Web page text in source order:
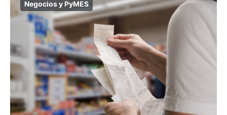
Negocios y PyMES